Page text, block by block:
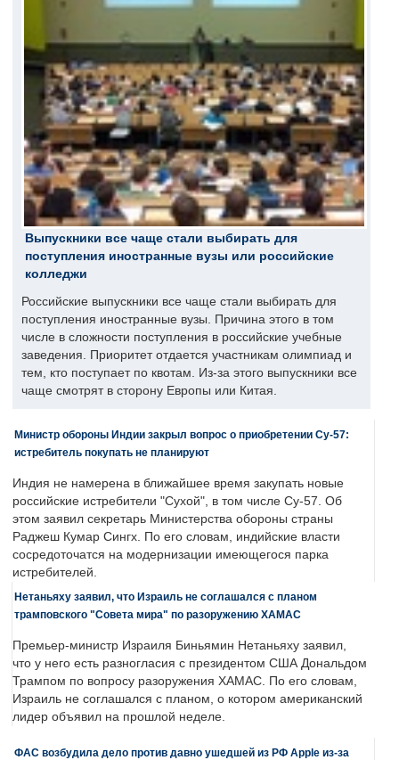
Выпускники все чаще стали выбирать для
поступления иностранные вузы или российские
колледжи
Российские выпускники все чаще стали выбирать для
поступления иностранные вузы. Причина этого в том
числе в сложности поступления в российские учебные
заведения. Приоритет отдается участникам олимпиад и
тем, кто поступает по квотам. Из-за этого выпускники все
чаще смотрят в сторону Европы или Китая.
Министр обороны Индии закрыл вопрос о приобретении Су-57:
истребитель покупать не планируют
Индия не намерена в ближайшее время закупать новые
российские истребители "Сухой", в том числе Су-57. Об
этом заявил секретарь Министерства обороны страны
Раджеш Кумар Сингх. По его словам, индийские власти
сосредоточатся на модернизации имеющегося парка
истребителей.
Нетаньяху заявил, что Израиль не соглашался с планом
трамповского "Совета мира" по разоружению ХАМАС
Премьер-министр Израиля Биньямин Нетаньяху заявил,
что у него есть разногласия с президентом США Дональдом
Трампом по вопросу разоружения ХАМАС. По его словам,
Израиль не соглашался с планом, о котором американский
лидер объявил на прошлой неделе.
ФАС возбудила дело против давно ушедшей из РФ Apple из-за